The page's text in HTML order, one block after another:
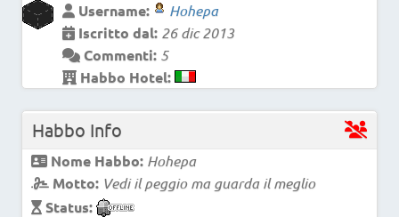
Username:
Hohepa
Iscritto dal: 26 dic 2013
Commenti: 5
Habbo Hotel:
Habbo Info
Nome Habbo: Hohepa
Motto: Vedi il peggio ma guarda il meglio
Status: